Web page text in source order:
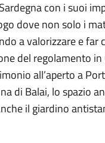
con i suoi
dove non solo i
a valorizzare e far
del regolamento
all’aperto a
di Balai, lo spazio
il giardino